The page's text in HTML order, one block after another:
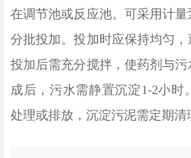
在调节池或反应池。可采用计
分批投加。投加时应保持均匀，
投加后需充分搅拌，使药剂与
成后，污水需静置沉淀1-2小时
处理或排放，沉淀污泥需定期清